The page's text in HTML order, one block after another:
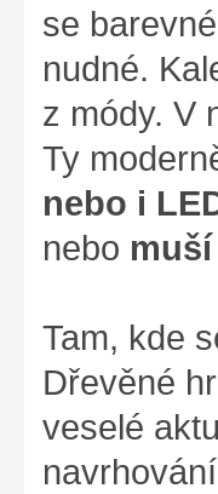
se
nudné.
z módy. V
Ty
nebo i
nebo
Tam, kde
Dřevěné
veselé